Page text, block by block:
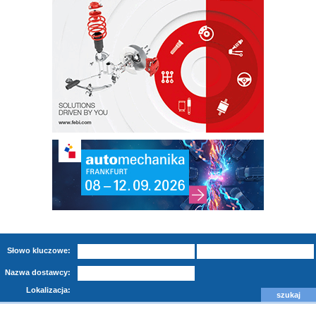
Słowo kluczowe:
Nazwa dostawcy:
Lokalizacja: